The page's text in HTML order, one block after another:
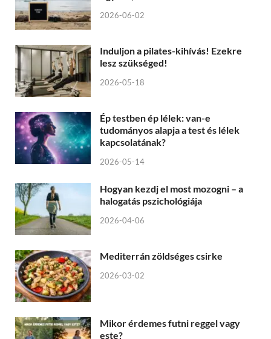
2026-06-02
Induljon a pilates-kihívás! Ezekre
lesz szükséged!
2026-05-18
Ép testben ép lélek: van-e
tudományos alapja a test és lélek
kapcsolatának?
2026-05-14
Hogyan kezdj el most mozogni – a
halogatás pszichológiája
2026-04-06
Mediterrán zöldséges csirke
2026-03-02
Mikor érdemes futni reggel vagy
este?